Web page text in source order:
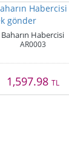
Baharın Habercisi
AR0003
1,597.98 TL